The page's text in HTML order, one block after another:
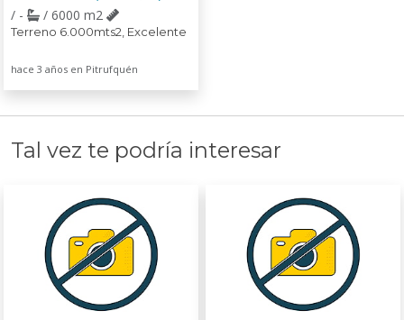
/ -
/ 6000 m2
Terreno 6.000mts2, Excelente
hace 3 años en Pitrufquén
Tal vez te podría interesar